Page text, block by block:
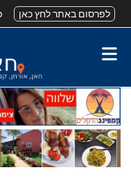
לפרסום באתר לחץ כאן